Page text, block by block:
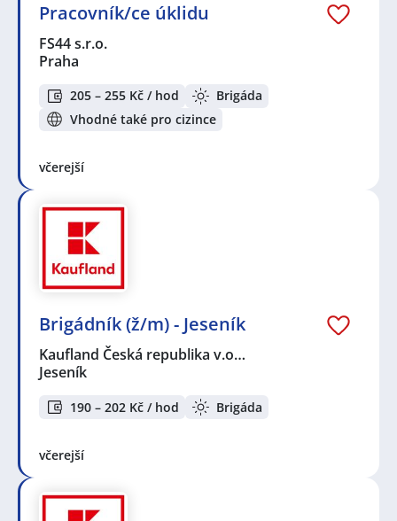
Pracovník/ce úklidu
FS44 s.r.o.
Praha
205 – 255 Kč / hod
Brigáda
Vhodné také pro cizince
včerejší
Brigádník (ž/m) - Jeseník
Kaufland Česká republika v.o…
Jeseník
190 – 202 Kč / hod Brigáda
včerejší